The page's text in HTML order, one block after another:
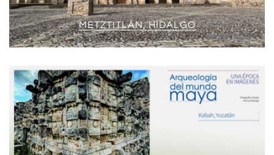
METZTITLÁN, HIDALGO